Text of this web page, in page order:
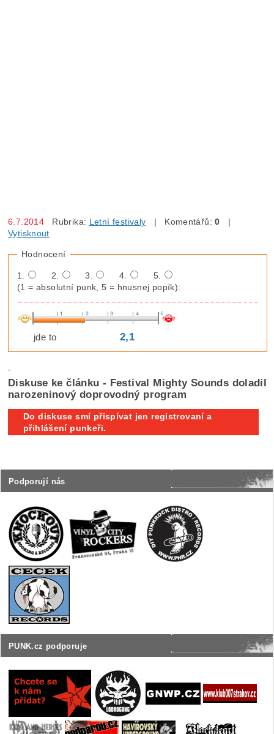
Podporují nás
PUNK.cz podporuje
6.7.2014 Rubrika: Letní festivaly | Komentářů:0 |
Vytisknout
Hodnocení
1. 2. 3. 4.
5.
(1 = absolutní punk, 5 = hnusnej popík):
jde to 2,1
Diskuse ke článku - Festival Mighty Sounds doladil
narozeninový doprovodný program
Do diskuse smí přispívat jen registrovaní a
přihlášení punkeři.